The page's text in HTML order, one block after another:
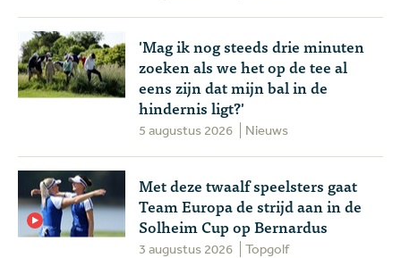
'Mag ik nog steeds drie minuten
zoeken als we het op de tee al
eens zijn dat mijn bal in de
hindernis ligt?'
5 augustus 2026 Nieuws
Met deze twaalf speelsters gaat
Team Europa de strijd aan in de
Solheim Cup op Bernardus
3 augustus 2026 Topgolf